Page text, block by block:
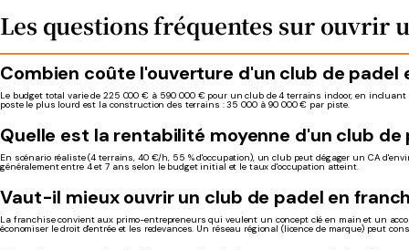
Les questions fréquentes sur ouvrir
Combien coûte l'ouverture d'un club de padel
Le budget total varie de 225 000 € à 590 000 € pour un club de 4 terrains indoor, en
poste le plus lourd est la construction des terrains : 35 000 à 90 000 € par piste.
Quelle est la rentabilité moyenne d'un club de
En scénario réaliste (4 terrains, 40 €/h, 55 % d'occupation), un club peut dégager un CA
généralement entre 4 et 7 ans selon le budget initial et le taux d'occupation atteint.
Vaut-il mieux ouvrir un club de padel en
La franchise convient aux primo-entrepreneurs qui veulent un concept clé en main et un
économiser le droit d'entrée et les redevances. Un réseau régional (licence de marque) peut